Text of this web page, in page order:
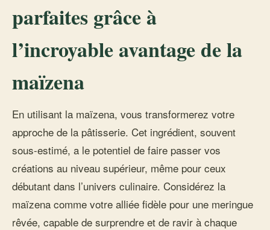
parfaites grâce à
l’incroyable avantage de la
maïzena
En utilisant la maïzena, vous transformerez votre
approche de la pâtisserie. Cet ingrédient, souvent
sous-estimé, a le potentiel de faire passer vos
créations au niveau supérieur, même pour ceux
débutant dans l’univers culinaire. Considérez la
maïzena comme votre alliée fidèle pour une meringue
rêvée, capable de surprendre et de ravir à chaque